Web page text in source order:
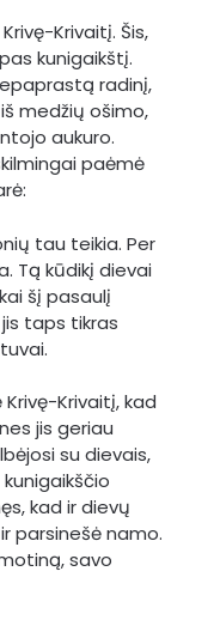
Krivaitį. Šis,
kunigaikštį.
radinį,
medžių ošimo,
aukuro.
paėmė
tau teikia. Per
Tą kūdikį dievai
šį pasaulį
taps tikras
Krivaitį, kad
jis geriau
su dievais,
kad ir dievų
parsinešė namo.
savo